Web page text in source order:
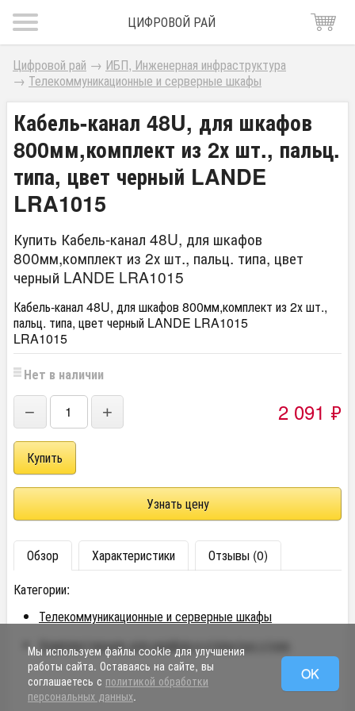
ЦИФРОВОЙ РАЙ
Цифровой рай → ИБП, Инженерная инфраструктура
→ Телекоммуникационные и серверные шкафы
Кабель-канал 48U, для шкафов
800мм,комплект из 2х шт., пальц.
типа, цвет черный LANDE
LRA1015
Купить Кабель-канал 48U, для шкафов
800мм,комплект из 2х шт., пальц. типа, цвет
черный LANDE LRA1015
Кабель-канал 48U, для шкафов 800мм,комплект из 2х шт.,
пальц. типа, цвет черный LANDE LRA1015
LRA1015
Нет в наличии
− + 2 091 ₽
Узнать цену
Обзор Характеристики
Отзывы (0)
Категории:
Телекоммуникационные и серверные шкафы
Комплектующие для шкафов и открытых стоек
Мы используем файлы cookie для улучшения
работы сайта. Оставаясь на сайте, вы
соглашаетесь с политикой обработки
персональных данных.
OK